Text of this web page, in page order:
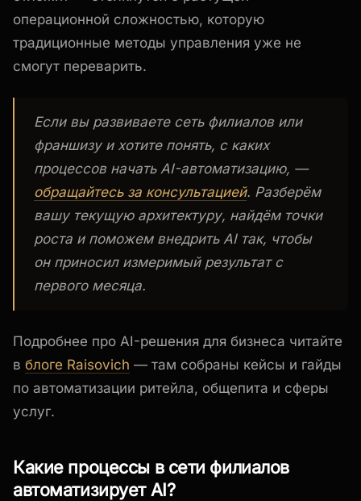
операционной сложностью, которую
традиционные методы управления уже не
смогут переварить.
Если вы развиваете сеть филиалов или
франшизу и хотите понять, с каких
процессов начать AI-автоматизацию, —
обращайтесь за консультацией. Разберём
вашу текущую архитектуру, найдём точки
роста и поможем внедрить AI так, чтобы
он приносил измеримый результат с
первого месяца.
Подробнее про AI-решения для бизнеса читайте
в блоге Raisovich — там собраны кейсы и гайды
по автоматизации ритейла, общепита и сферы
услуг.
Какие процессы в сети филиалов
автоматизирует AI?